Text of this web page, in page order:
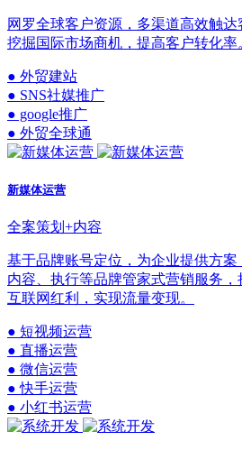
网罗全球客户资源，多渠道高效触达
挖掘国际市场商机，提高客户转化率
● 外贸建站
● SNS社媒推广
● google推广
● 外贸全球通
新媒体运营
全案策划+内容
基于品牌账号定位，为企业提供方案
内容、执行等品牌管家式营销服务，
互联网红利，实现流量变现。
● 短视频运营
● 直播运营
● 微信运营
● 快手运营
● 小红书运营